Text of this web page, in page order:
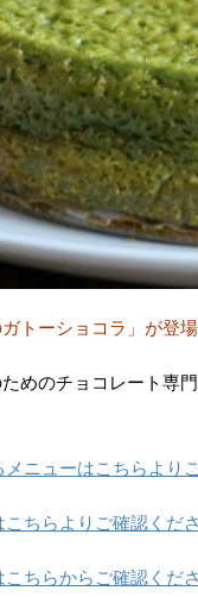
トーショコラ」が登場
めのチョコレート専
ニューはこちらより
ちらよりご確認くださ
ちらからご確認くださ